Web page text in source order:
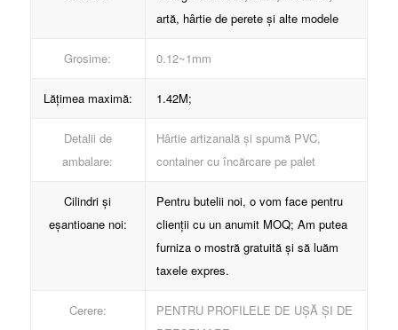
artă, hârtie de perete și alte modele
Grosime: 0.12~1mm
Lățimea maximă: 1.42M;
Detalii de
ambalare:
Hârtie artizanală și spumă PVC,
container cu încărcare pe palet
Cilindri și
eșantioane noi:
Pentru butelii noi, o vom face pentru
clienții cu un anumit MOQ; Am putea
furniza o mostră gratuită și să luăm
taxele expres.
Cerere:
PENTRU PROFILELE DE UȘĂ ȘI DE